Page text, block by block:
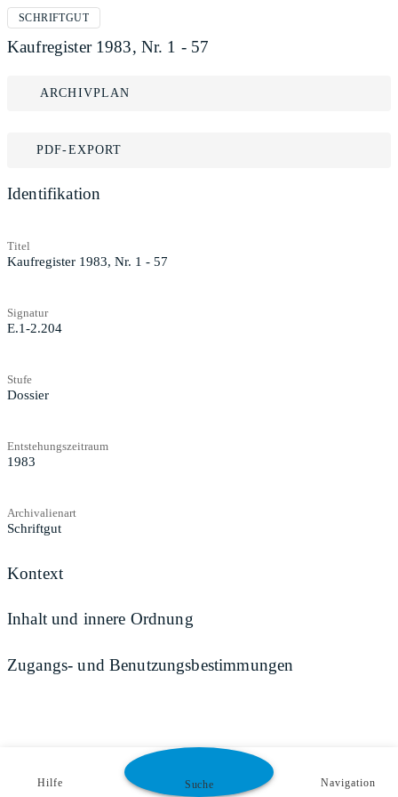
SCHRIFTGUT
Kaufregister 1983, Nr. 1 - 57
ARCHIVPLAN
PDF-EXPORT
Identifikation
Titel
Kaufregister 1983, Nr. 1 - 57
Signatur
E.1-2.204
Stufe
Dossier
Entstehungszeitraum
1983
Archivalienart
Schriftgut
Kontext
Inhalt und innere Ordnung
Zugangs- und Benutzungsbestimmungen
Hilfe Suche Navigation